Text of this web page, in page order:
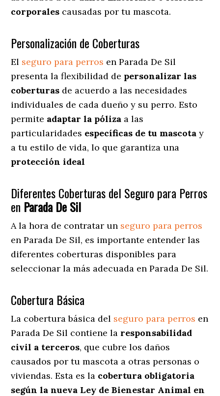
corporales causadas por tu mascota.
Personalización de Coberturas
El seguro para perros en Parada De Sil
presenta la flexibilidad de personalizar las
coberturas de acuerdo a las necesidades
individuales de cada dueño y su perro. Esto
permite adaptar la póliza a las
particularidades específicas de tu mascota y
a tu estilo de vida, lo que garantiza una
protección ideal
Diferentes Coberturas del Seguro para Perros
en Parada De Sil
A la hora de contratar un seguro para perros
en Parada De Sil, es importante entender las
diferentes coberturas disponibles para
seleccionar la más adecuada en Parada De Sil.
Cobertura Básica
La cobertura básica del seguro para perros en
Parada De Sil contiene la responsabilidad
civil a terceros, que cubre los daños
causados por tu mascota a otras personas o
viviendas. Esta es la cobertura obligatoria
según la nueva Ley de Bienestar Animal en